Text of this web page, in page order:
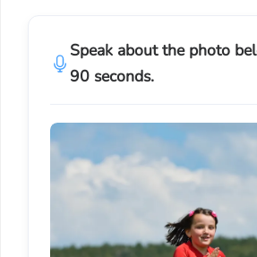
Speak about the photo
90 seconds.